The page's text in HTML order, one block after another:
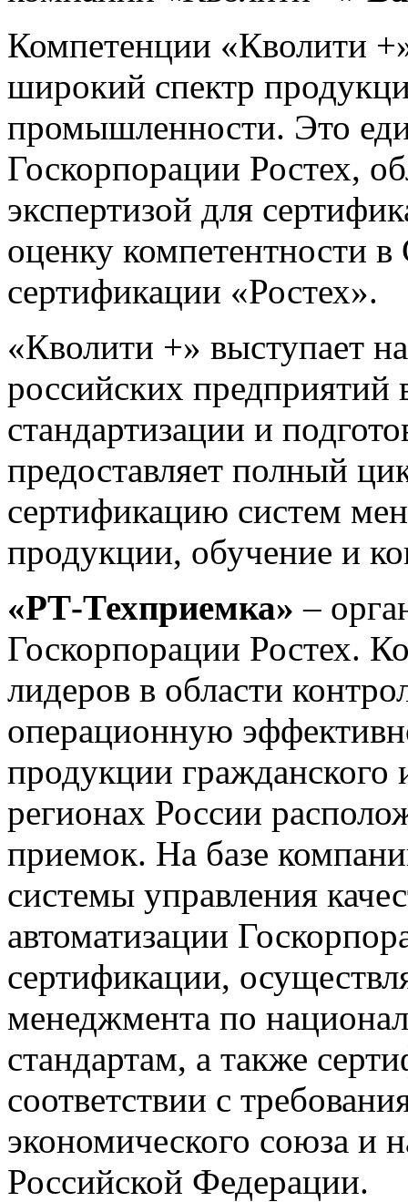
Компетенции «Кволити
широкий спектр
промышленности. Это
Госкорпорации Ростех,
экспертизой для
оценку компетентности
сертификации «Ростех».
«Кволити +» выступает
российских предприятий
стандартизации и
предоставляет полный
сертификацию систем
продукции, обучение и
«РТ-Техприемка»–
Госкорпорации Ростех.
лидеров в области
операционную
продукции гражданского
регионах России
приемок. На базе
системы управления
автоматизации
сертификации,
менеджмента по
стандартам, а также
соответствии с
экономического союза и
Российской Федерации.